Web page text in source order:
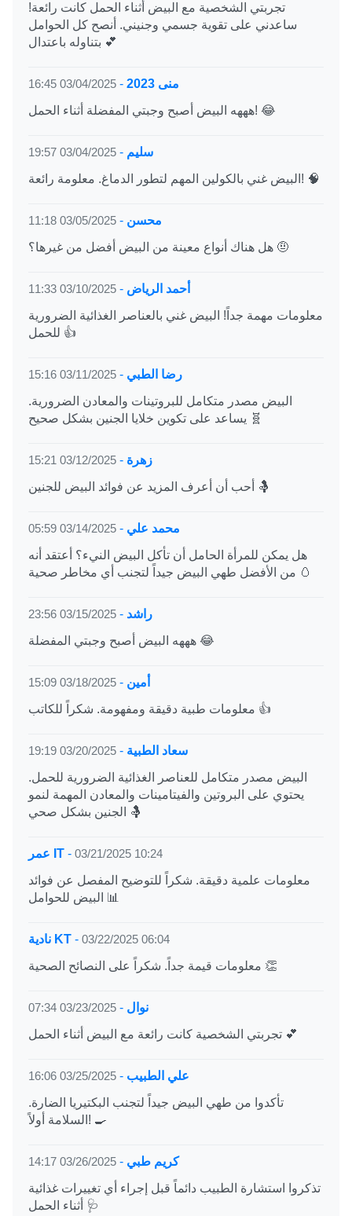
تجربتي الشخصية مع البيض أثناء الحمل كانت رائعة!
ساعدني على تقوية جسمي وجنيني. أنصح كل الحوامل
بتناوله باعتدال 💕
منى 2023 -
03/04/2025 16:45
هههه البيض أصبح وجبتي المفضلة أثناء الحمل! 😂
سليم -
03/04/2025 19:57
البيض غني بالكولين المهم لتطور الدماغ. معلومة رائعة! 🧠
محسن -
03/05/2025 11:18
هل هناك أنواع معينة من البيض أفضل من غيرها؟ 🤨
أحمد الرياض -
03/10/2025 11:33
معلومات مهمة جداً! البيض غني بالعناصر الغذائية الضرورية
للحمل 👍
رضا الطبي -
03/11/2025 15:16
البيض مصدر متكامل للبروتينات والمعادن الضرورية.
يساعد على تكوين خلايا الجنين بشكل صحيح 🧬
زهرة -
03/12/2025 15:21
أحب أن أعرف المزيد عن فوائد البيض للجنين 🤱
محمد علي -
03/14/2025 05:59
هل يمكن للمرأة الحامل أن تأكل البيض النيء؟ أعتقد أنه
من الأفضل طهي البيض جيداً لتجنب أي مخاطر صحية 🥚
راشد -
03/15/2025 23:56
هههه البيض أصبح وجبتي المفضلة 😂
أمين -
03/18/2025 15:09
معلومات طبية دقيقة ومفهومة. شكراً للكاتب 👍
سعاد الطبية -
03/20/2025 19:19
البيض مصدر متكامل للعناصر الغذائية الضرورية للحمل.
يحتوي على البروتين والفيتامينات والمعادن المهمة لنمو
الجنين بشكل صحي 🤱
عمر IT - 03/21/2025 10:24
معلومات علمية دقيقة. شكراً للتوضيح المفصل عن فوائد
البيض للحوامل 📊
نادية KT - 03/22/2025 06:04
معلومات قيمة جداً. شكراً على النصائح الصحية 👏
نوال -
03/23/2025 07:34
تجربتي الشخصية كانت رائعة مع البيض أثناء الحمل 💕
علي الطبيب -
03/25/2025 16:06
تأكدوا من طهي البيض جيداً لتجنب البكتيريا الضارة.
السلامة أولاً! 🍳
كريم طبي -
03/26/2025 14:17
تذكروا استشارة الطبيب دائماً قبل إجراء أي تغييرات غذائية
أثناء الحمل 🩺